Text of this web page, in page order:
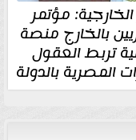
الخارجية: مؤتمر
بالخارج منصة
تربط العقول
المصرية بالدولة